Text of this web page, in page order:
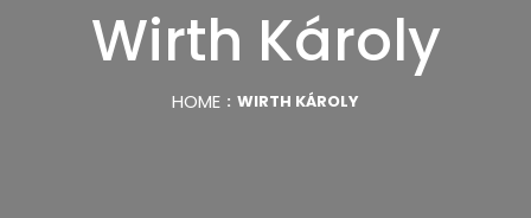
Wirth Károly
HOME WIRTH KÁROLY